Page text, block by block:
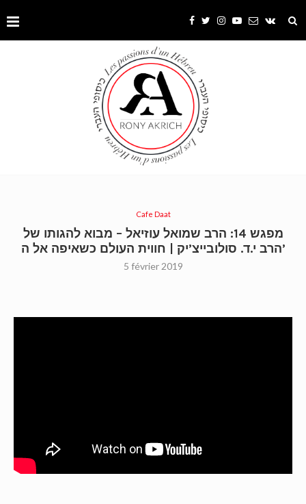
Cafe Daat
מפגש 14: הרב שמואל עוזיאל – מבוא להגותו של
הרב י.ד. סולובייצ’יק | חווית העולם כשאיפה אל ה’
5 février 2019